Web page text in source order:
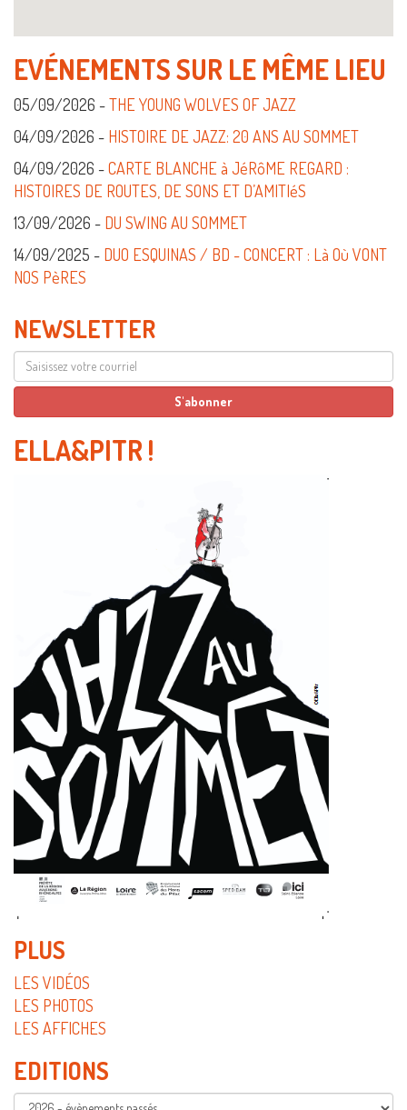
EVÉNEMENTS SUR LE MÊME LIEU
05/09/2026 -THE YOUNG WOLVES OF JAZZ
04/09/2026 - HISTOIRE DE JAZZ: 20 ANS AU SOMMET
04/09/2026 -CARTE BLANCHE à JéRôME REGARD :
HISTOIRES DE ROUTES, DE SONS ET D’AMITIéS
13/09/2026 - DU SWING AU SOMMET
14/09/2025 - DUO ESQUINAS / BD - CONCERT : Là Où VONT
NOS PèRES
NEWSLETTER
ELLA&PITR !
PLUS
LES VIDÉOS
LES PHOTOS
LES AFFICHES
EDITIONS